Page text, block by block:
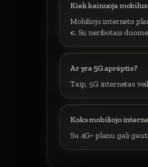
Kiek kainuoja
Mobiliojo interneto
€. Su neribotais
Ar yra 5G aprėptis?
Taip, 5G internetas
Koks mobiliojo
Su 4G+ planu gali